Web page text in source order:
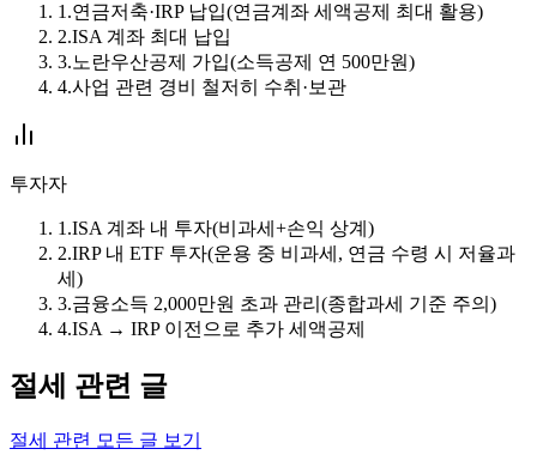
1 .연금저축·IRP 납입(연금계좌 세액공제 최대 활용)
2.ISA 계좌 최대 납입
3.노란우산공제 가입(소득공제 연 500만원)
4.사업 관련 경비 철저히 수취·보관
투자자
1 .ISA 계좌 내 투자(비과세+손익 상계)
2.IRP 내 ETF 투자(운용 중 비과세, 연금 수령 시 저율과
세)
3.금융소득 2,000만원 초과 관리(종합과세 기준 주의)
4.ISA → IRP 이전으로 추가 세액공제
절세 관련 글
절세 관련 모든 글 보기